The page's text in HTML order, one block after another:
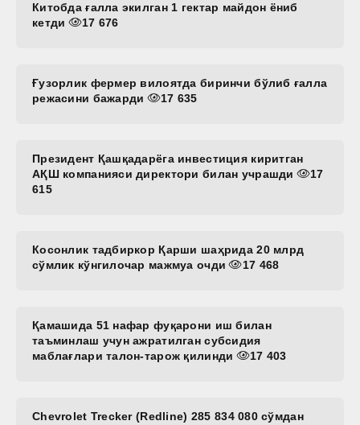
Китобда ғалла экилган 1 гектар майдон ёниб
кетди
17 676
Ғузорлик фермер вилоятда биринчи бўлиб ғалла
режасини бажарди
17 635
Президент Қашқадарёга инвестиция киритган
АҚШ компанияси директори билан учрашди
17
615
Косонлик тадбиркор Қарши шаҳрида 20 млрд
сўмлик кўнгилочар мажмуа очди
17 468
Қамашида 51 нафар фуқарони иш билан
таъминлаш учун ажратилган субсидия
маблағлари талон-тарож қилинди
17 403
Chevrolet Trecker (Redline) 285 834 080 сўмдан